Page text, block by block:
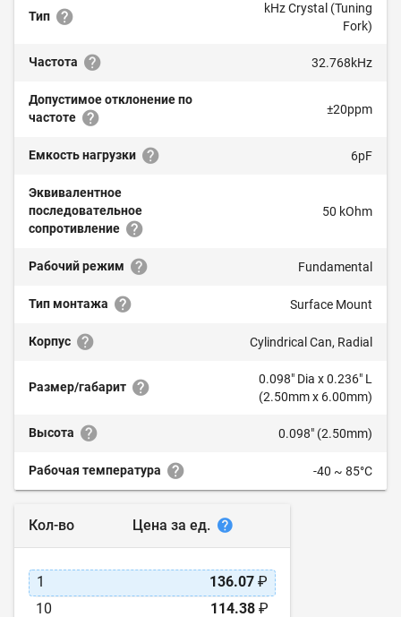
Тип
kHz Crystal (Tuning
Fork)
Частота 32.768kHz
Допустимое отклонение по
частоте
±20ppm
Емкость нагрузки 6pF
Эквивалентное
последовательное
сопротивление
50 kOhm
Рабочий режим Fundamental
Тип монтажа Surface Mount
Корпус Cylindrical Can, Radial
Размер/габарит
0.098" Dia x 0.236" L
(2.50mm x 6.00mm)
Высота 0.098" (2.50mm)
Рабочая температура -40 ~ 85°C
Кол-во Цена за ед.
1 136.07 ₽
10
114.38 ₽